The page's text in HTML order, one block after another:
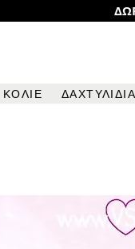
ΚΟΛΙΕ ΔΑΧΤΥΛΙΔΙΑ